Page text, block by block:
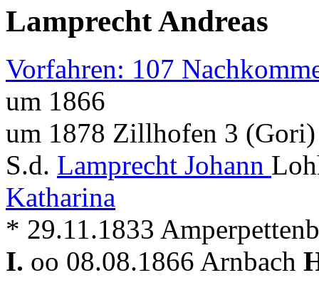
Lamprecht Andreas
Vorfahren: 107
um 1866
um 1878 Zillhofen 3 (Gori)
S.d. Lamprecht Johann
Katharina
* 29.11.1833
I. oo 08.08.1866 Arnbach